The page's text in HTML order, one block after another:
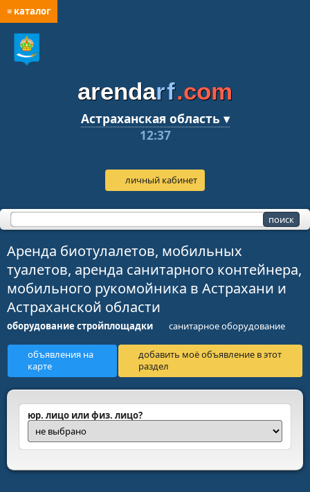
≡ каталог
arendarf.com
Астраханская область ▾
12:37
личный кабинет
Аренда биотулалетов, мобильных
туалетов, аренда санитарного контейнера,
мобильного рукомойника в Астрахани и
Астраханской области
оборудование стройплощадки санитарное оборудование
объявления на
карте
добавить моё объявление в этот
раздел
юр. лицо или физ. лицо?